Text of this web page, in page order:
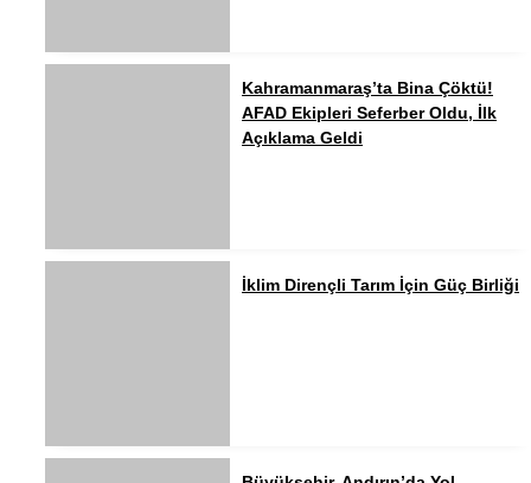
Kahramanmaraş’ta Bina Çöktü!
AFAD Ekipleri Seferber Oldu, İlk
Açıklama Geldi
İklim Dirençli Tarım İçin Güç Birliği